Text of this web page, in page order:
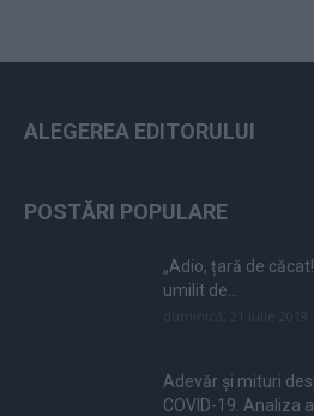
ALEGEREA EDITORULUI
POSTĂRI POPULARE
„Adio, țară de
umilit de...
Adevăr și mituri
COVID-19. Analiza a